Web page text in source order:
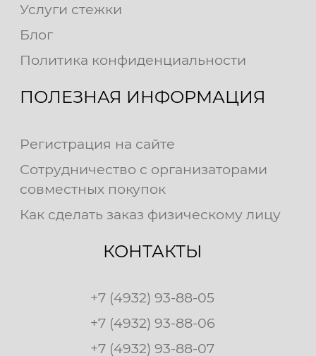
Услуги стежки
Блог
Политика конфиденциальности
ПОЛЕЗНАЯ ИНФОРМАЦИЯ
Регистрация на сайте
Сотрудничество с организаторами
совместных покупок
Как сделать заказ физическому лицу
КОНТАКТЫ
+7 (4932) 93-88-05
+7 (4932) 93-88-06
+7 (4932) 93-88-07